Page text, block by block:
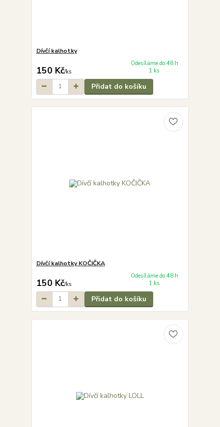
Dívčí kalhotky
150 Kč/ks
Odesíláme do 48 h
1 ks
Přidat do košíku
Dívčí kalhotky KOČIČKA
150 Kč/ks
Odesíláme do 48 h
1 ks
Přidat do košíku